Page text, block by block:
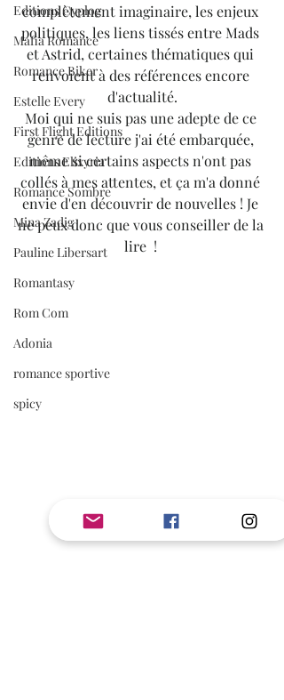
Editions Cyplog
Mafia Romance
Romance Biker
Estelle Every
First Flight Editions
Editions Elixyria
Romance Sombre
Mina Zadig
Pauline Libersart
Romantasy
Rom Com
Adonia
romance sportive
spicy
complètement imaginaire, les enjeux
politiques, les liens tissés entre Mads
et Astrid, certaines thématiques qui
renvoient à des références encore
d'actualité.
Moi qui ne suis pas une adepte de ce
genre de lecture j'ai été embarquée,
même si certains aspects n'ont pas
collés à mes attentes, et ça m'a donné
envie d'en découvrir de nouvelles ! Je
ne peux donc que vous conseiller de la
lire  !